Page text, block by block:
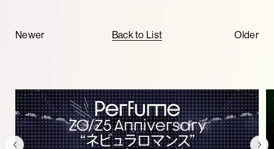
Newer Back to List Older